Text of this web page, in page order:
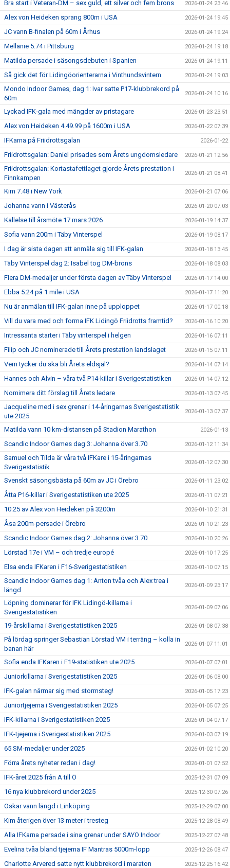
Bra start i Veteran-DM – sex guld, ett silver och fem brons 2026-01-24 23:46
Alex von Heideken sprang 800m i USA 2026-01-24 19:45
JC vann B-finalen på 60m i Århus 2026-01-24 19:24
Mellanie 5.74 i Pittsburg 2026-01-24 19:18
Matilda persade i säsongsdebuten i Spanien 2026-01-24 19:11
Så gick det för Lidingöorienterarna i Vinthundsvintern 2026-01-24 19:03
Mondo Indoor Games, dag 1: Ivar satte P17-klubbrekord på
60m
2026-01-24 10:16
Lyckad IFK-gala med mängder av pristagare 2026-01-23 23:51
Alex von Heideken 4.49.99 på 1600m i USA 2026-01-22 07:39
IFKarna på Friidrottsgalan 2026-01-22
Friidrottsgalan: Daniel prisades som Årets ungdomsledare 2026-01-21 12:56
Friidrottsgalan: Kortastafettlaget gjorde Årets prestation i
Finnkampen
2026-01-21 08:41
Kim 7.48 i New York 2026-01-21 07:06
Johanna vann i Västerås 2026-01-20 07:03
Kallelse till årsmöte 17 mars 2026 2026-01-19 14:37
Sofia vann 200m i Täby Vinterspel 2026-01-19 08:17
I dag är sista dagen att anmäla sig till IFK-galan 2026-01-18 13:45
Täby Vinterspel dag 2: Isabel tog DM-brons 2026-01-18 08:03
Flera DM-medaljer under första dagen av Täby Vinterspel 2026-01-17 14:00
Ebba 5:24 på 1 mile i USA 2026-01-17 11:20
Nu är anmälan till IFK-galan inne på upploppet 2026-01-17 00:18
Vill du vara med och forma IFK Lidingö Friidrotts framtid? 2026-01-16 10:20
Intressanta starter i Täby vinterspel i helgen 2026-01-16 07:11
Filip och JC nominerade till Årets prestation landslaget 2026-01-15 07:11
Vem tycker du ska bli Årets eldsjäl? 2026-01-14 07:14
Hannes och Alvin – våra två P14-killar i Sverigestatistiken 2026-01-14 07:12
Nomimera ditt förslag till Årets ledare 2026-01-13 07:45
Jacqueline med i sex grenar i 14-åringarnas Sverigestatistik
ute 2025
2026-01-13 07:37
Matilda vann 10 km-distansen på Stadion Marathon 2026-01-13
Scandic Indoor Games dag 3: Johanna över 3.70 2026-01-12 11:34
Samuel och Tilda är våra två IFKare i 15-åringarnas
Sverigestatistik
2026-01-12 07:30
Svenskt säsongsbästa på 60m av JC i Örebro 2026-01-11 23:02
Åtta P16-killar i Sverigestatistiken ute 2025 2026-01-11 07:21
10:25 av Alex von Heideken på 3200m 2026-01-10 21:31
Åsa 200m-persade i Örebro 2026-01-10 21:23
Scandic Indoor Games dag 2: Johanna över 3.70 2026-01-10 20:26
Lörstad 17e i VM – och tredje europé 2026-01-10 17:25
Elsa enda IFKaren i F16-Sverigestatistiken 2026-01-10 07:15
Scandic Indoor Games dag 1: Anton tvåa och Alex trea i
längd
2026-01-09 23:17
Löpning dominerar för IFK Lidingö-killarna i
Sverigestatistiken
2026-01-09 07:06
19-årskillarna i Sverigestatistiken 2025 2026-01-08 07:38
På lördag springer Sebastian Lörstad VM i terräng – kolla in
banan här
2026-01-07 11:01
Sofia enda IFKaren i F19-statistiken ute 2025 2026-01-07 07:01
Juniorkillarna i Sverigestatistiken 2025 2026-01-06 08:00
IFK-galan närmar sig med stormsteg! 2026-01-05 17:23
Juniortjejerna i Sverigestatistiken 2025 2026-01-05 07:25
IFK-killarna i Sverigestatistiken 2025 2026-01-04 07:17
IFK-tjejerna i Sverigestatistiken 2025 2026-01-03 07:19
65 SM-medaljer under 2025 2026-01-02 10:20
Förra årets nyheter redan i dag! 2026-01-01 07:52
IFK-året 2025 från A till Ö 2025-12-31 07:09
16 nya klubbrekord under 2025 2025-12-30 07:26
Oskar vann längd i Linköping 2025-12-29 07:00
Kim återigen över 13 meter i tresteg 2025-12-28 08:49
Alla IFKarna persade i sina grenar under SAYO Indoor 2025-12-27 07:48
Evelina tvåa bland tjejerna IF Mantras 5000m-lopp 2025-12-26 08:47
Charlotte Arvered satte nytt klubbrekord i maraton 2025-12-25 16:42